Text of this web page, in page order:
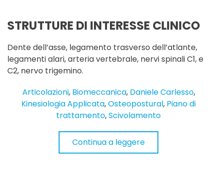
STRUTTURE DI INTERESSE CLINICO
Dente dell’asse, legamento trasverso dell’atlante,
legamenti alari, arteria vertebrale, nervi spinali C1, e
C2, nervo trigemino.
Articolazioni, Biomeccanica, Daniele Carlesso,
Kinesiologia Applicata,Osteopostural, Piano di
trattamento,Scivolamento
Continua a leggere